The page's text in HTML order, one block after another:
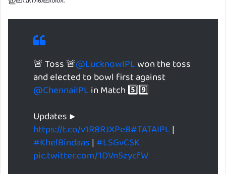
🚨 Toss 🚨@LucknowIPLwon the toss
and elected to bowl first against
@ChennaiIPL in Match 5️⃣9️⃣
Updates ▶️
https://t.co/v1R8RJXPe8#TATAIPL |
#KhelBindaas | #LSGvCSK
pic.twitter.com/1DVn5zycfW